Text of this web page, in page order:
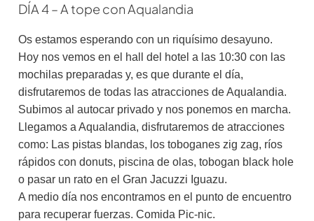
DÍA 4 – A tope con Aqualandia
Os estamos esperando con un riquísimo desayuno.
Hoy nos vemos en el hall del hotel a las 10:30 con las
mochilas preparadas y, es que durante el día,
disfrutaremos de todas las atracciones de Aqualandia.
Subimos al autocar privado y nos ponemos en marcha.
Llegamos a Aqualandia, disfrutaremos de atracciones
como: Las pistas blandas, los toboganes zig zag, ríos
rápidos con donuts, piscina de olas, tobogan black hole
o pasar un rato en el Gran Jacuzzi Iguazu.
A medio día nos encontramos en el punto de encuentro
para recuperar fuerzas. Comida Pic-nic.